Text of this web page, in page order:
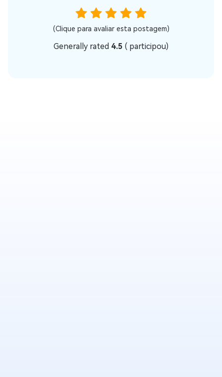
(Clique para avaliar esta postagem)
Generally rated 4.5 ( participou)